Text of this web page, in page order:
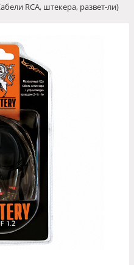
RCA, штекера, развет-ли)